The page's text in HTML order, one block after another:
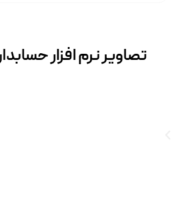
تصاویر نرم افزار